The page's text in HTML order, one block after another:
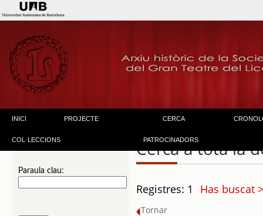
INICI PROJECTE CERCA
COL·LECCIONS PATROCINADORS
Paraula clau:
Cerca a tota la
Registres: 1 Has buscat
Tornar